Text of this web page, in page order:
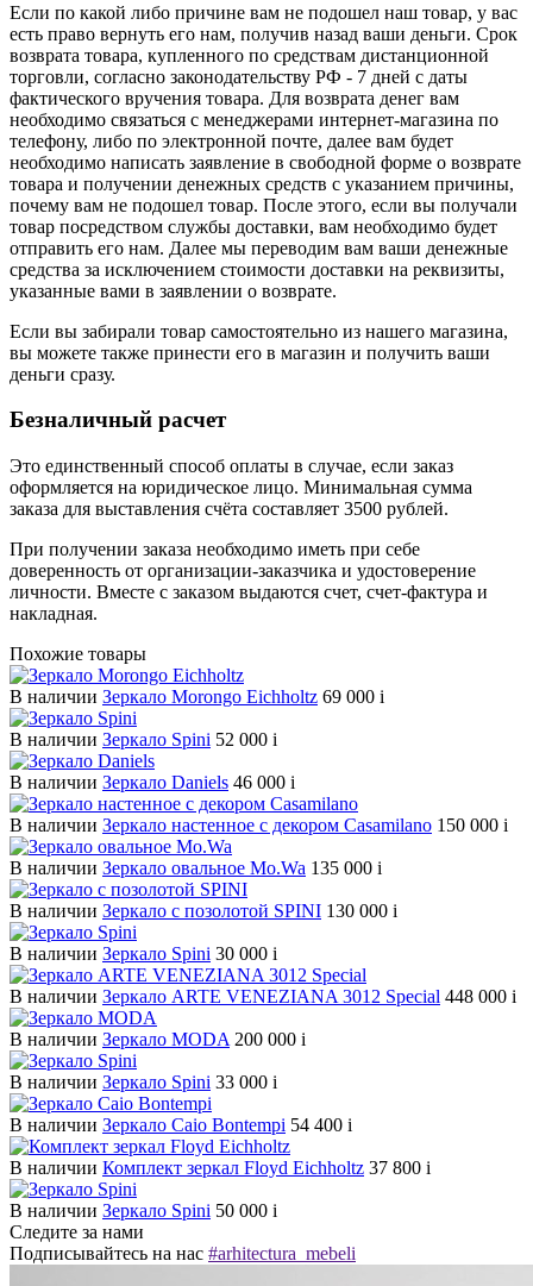
Если по какой либо причине вам не подошел наш товар, у вас
есть право вернуть его нам, получив назад ваши деньги. Срок
возврата товара, купленного по средствам дистанционной
торговли, согласно законодательству РФ - 7 дней с даты
фактического вручения товара. Для возврата денег вам
необходимо связаться с менеджерами интернет-магазина по
телефону, либо по электронной почте, далее вам будет
необходимо написать заявление в свободной форме о возврате
товара и получении денежных средств с указанием причины,
почему вам не подошел товар. После этого, если вы получали
товар посредством службы доставки, вам необходимо будет
отправить его нам. Далее мы переводим вам ваши денежные
средства за исключением стоимости доставки на реквизиты,
указанные вами в заявлении о возврате.
Если вы забирали товар самостоятельно из нашего магазина,
вы можете также принести его в магазин и получить ваши
деньги сразу.
Безналичный расчет
Это единственный способ оплаты в случае, если заказ
оформляется на юридическое лицо. Минимальная сумма
заказа для выставления счёта составляет 3500 рублей.
При получении заказа необходимо иметь при себе
доверенность от организации-заказчика и удостоверение
личности. Вместе с заказом выдаются счет, счет-фактура и
накладная.
Похожие товары
В наличии Зеркало Morongo Eichholtz 69 000 i
В наличии Зеркало Spini 52 000 i
В наличии Зеркало Daniels 46 000 i
В наличии Зеркало настенное с декором Casamilano 150 000 i
В наличии Зеркало овальное Mo.Wa 135 000 i
В наличии Зеркало c позолотой SPINI 130 000 i
В наличии Зеркало Spini 30 000 i
В наличии Зеркало ARTE VENEZIANA 3012 Special 448 000 i
В наличии Зеркало MODA 200 000 i
В наличии Зеркало Spini 33 000 i
В наличии Зеркало Caio Bontempi 54 400 i
В наличии Комплект зеркал Floyd Eichholtz 37 800 i
В наличии Зеркало Spini 50 000 i
Следите за нами
Подписывайтесь на нас #arhitectura_mebeli